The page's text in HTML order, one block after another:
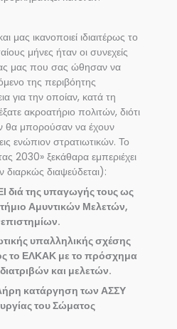
μας ικανοποιεί ιδιαιτέρως το
μήνες ήταν οι συνεχείς
μας που σας ώθησαν να
της περιβόητης
για την οποίαν, κατά τη
ακροατήριο πολιτών, διότι
θα μπορούσαν να έχουν
ενώπιον στρατιωτικών. Το
2030» ξεκάθαρα εμπεριέχει
διαψεύδεται):
διά της υπαγωγής τους ως
Αμυντικών Μελετών,
υπαλληλικής σχέσης
το ΕΛΚΑΚ με το πρόσχημα
και μελετών.
κατάργηση των ΑΣΣΥ
του Σώματος